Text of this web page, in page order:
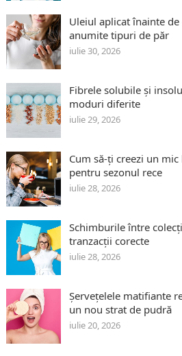
Uleiul aplicat înainte
anumite tipuri de păr
iulie 30, 2026
Fibrele solubile și
moduri diferite
iulie 29, 2026
Cum să-ți creezi un
pentru sezonul rece
iulie 28, 2026
Schimburile între
tranzacții corecte
iulie 28, 2026
Șervețelele matifiante
un nou strat de pudră
iulie 20, 2026